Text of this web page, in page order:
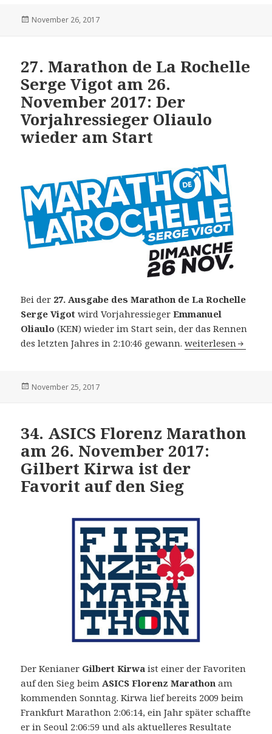
Veröffentlicht
November 26, 2017
27. Marathon de La Rochelle
Serge Vigot am 26.
November 2017: Der
Vorjahressieger Oliaulo
wieder am Start
Bei der 27. Ausgabe des Marathon de La Rochelle
Serge Vigot wird VorjahressiegerEmmanuel
Oliaulo (KEN) wieder im Start sein, der das Rennen
des letzten Jahres in 2:10:46 gewann.27. Marathon de
weiterlesen
Veröffentlicht
November 25, 2017
34. ASICS Florenz Marathon
am 26. November 2017:
Gilbert Kirwa ist der
Favorit auf den Sieg
Der Kenianer Gilbert Kirwa ist einer der Favoriten
auf den Sieg beim ASICS Florenz Marathon am
kommenden Sonntag. Kirwa lief bereits 2009 beim
Frankfurt Marathon 2:06:14, ein Jahr später schaffte
er in Seoul 2:06:59 und als aktuelleres Resultate